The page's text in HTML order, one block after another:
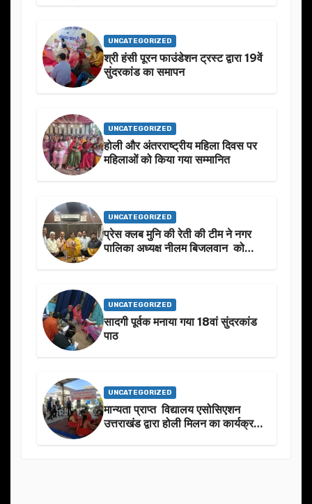
UNCATEGORIZED
श्री हंसी पूरन फाउंडेशन ट्रस्ट द्वारा 19वें
सुंदरकांड का समापन
UNCATEGORIZED
होली और अंतरराष्ट्रीय महिला दिवस पर
महिलाओं को किया गया सम्मानित
UNCATEGORIZED
प्रेस क्लब मुनि की रेती की टीम ने नगर
पालिका अध्यक्ष नीलम बिजलवान को
UNCATEGORIZED
सादगी पूर्वक मनाया गया 18वां सुंदरकांड
पाठ
UNCATEGORIZED
मान्यता प्राप्त विद्यालय एसोसिएशन
उत्तराखंड द्वारा होली मिलन का कार्यक्रम